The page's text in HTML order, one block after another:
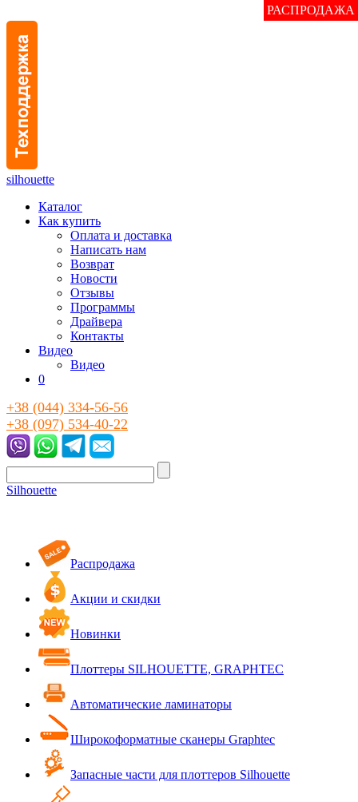
silhouette
Каталог
Как купить
Оплата и доставка
Написать нам
Возврат
Новости
Отзывы
Программы
Драйвера
Контакты
Видео
Видео
0
+38 (044) 334-56-56
+38 (097) 534-40-22
Silhouette
Распродажа
Акции и скидки
Новинки
Плоттеры SILHOUETTE, GRAPHTEC
Автоматические ламинаторы
Широкоформатные сканеры Graphtec
Запасные части для плоттеров Silhouette
РАСПРОДАЖА